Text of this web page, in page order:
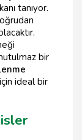
tanıyor.
bir
ideal bir